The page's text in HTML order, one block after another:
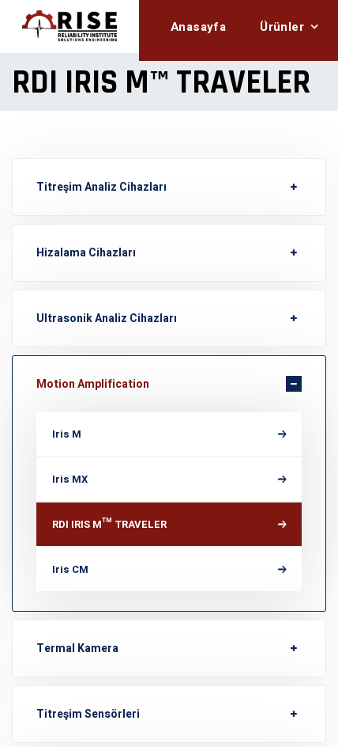
Anasayfa Ürünler
RDI IRIS M™ TRAVELER
Titreşim Analiz Cihazları
Hizalama Cihazları
Ultrasonik Analiz Cihazları
Motion Amplification
Iris M
Iris MX
RDI IRIS M™ TRAVELER
Iris CM
Termal Kamera
Titreşim Sensörleri